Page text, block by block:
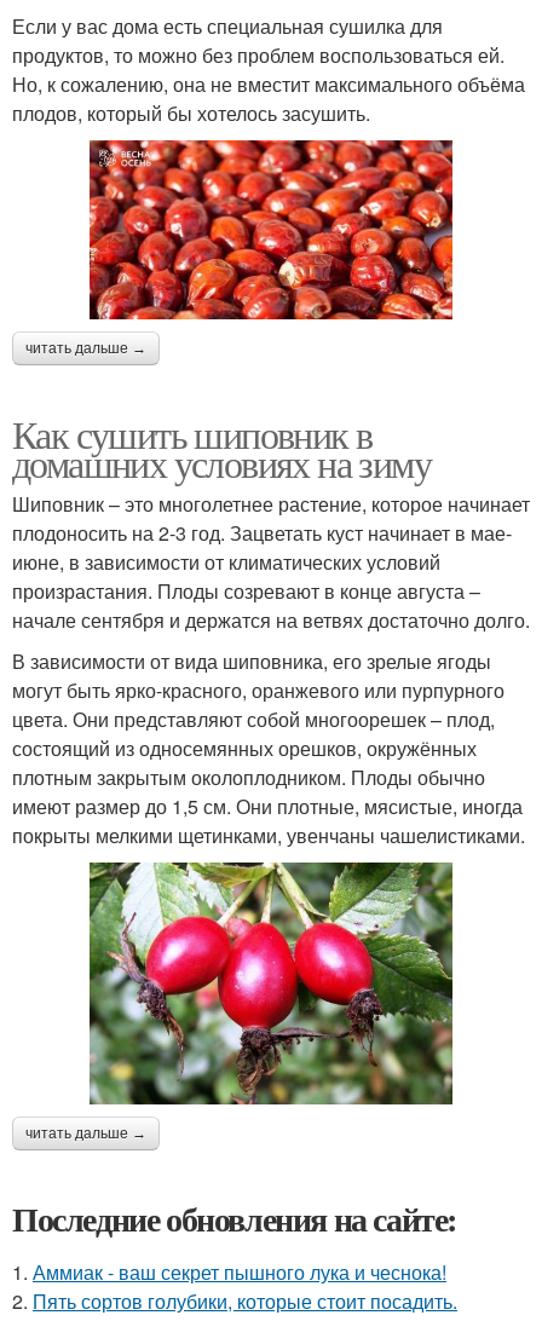
Если у вас дома есть специальная сушилка для
продуктов, то можно без проблем воспользоваться ей.
Но, к сожалению, она не вместит максимального объёма
плодов, который бы хотелось засушить.
читать дальше →
Как сушить шиповник в
домашних условиях на зиму
Шиповник – это многолетнее растение, которое начинает
плодоносить на 2-3 год. Зацветать куст начинает в мае-
июне, в зависимости от климатических условий
произрастания. Плоды созревают в конце августа –
начале сентября и держатся на ветвях достаточно долго.
В зависимости от вида шиповника, его зрелые ягоды
могут быть ярко-красного, оранжевого или пурпурного
цвета. Они представляют собой многоорешек – плод,
состоящий из односемянных орешков, окружённых
плотным закрытым околоплодником. Плоды обычно
имеют размер до 1,5 см. Они плотные, мясистые, иногда
покрыты мелкими щетинками, увенчаны чашелистиками.
читать дальше →
Последние обновления на сайте:
1. Аммиак - ваш секрет пышного лука и чеснока!
2. Пять сортов голубики, которые стоит посадить.